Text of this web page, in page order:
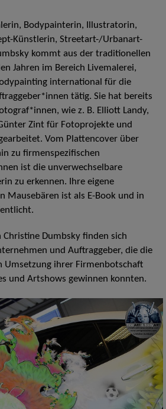
Bodypainterin, Illustratorin,
Künstlerin, Streetart-/Urbanart-
kommt aus der traditionellen
Jahren im Bereich Livemalerei,
international für die
tätig. Sie hat bereits
wie z. B. Elliott Landy,
Zint für Fotoprojekte und
Vom Plattencover über
zu firmenspezifischen
ist die unverwechselbare
zu erkennen. Ihre eigene
Mausebären ist als E-Book und in
Christine Dumbsky finden sich
und Auftraggeber, die die
Umsetzung ihrer Firmenbotschaft
und Artshows gewinnen konnten.